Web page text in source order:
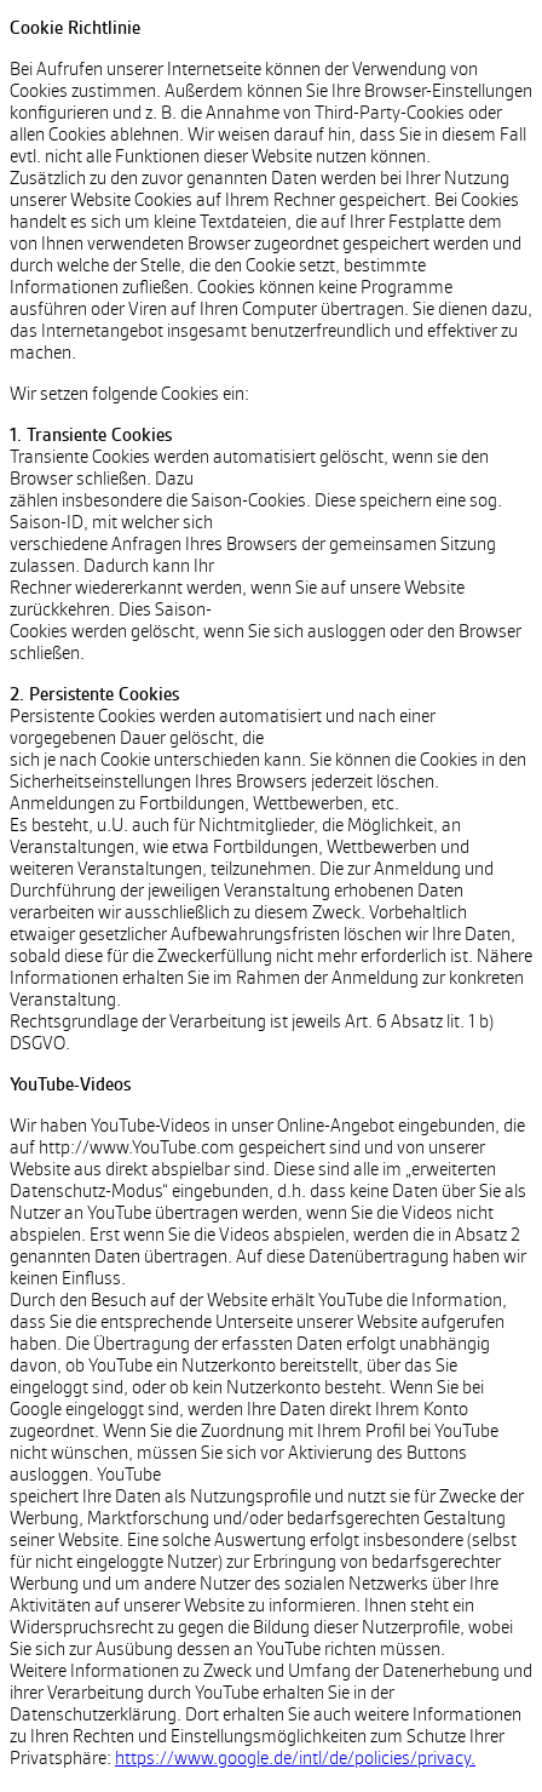
Cookie Richtlinie
Bei Aufrufen unserer Internetseite können der Verwendung von
Cookies zustimmen. Außerdem können Sie Ihre Browser-Einstellungen
konfigurieren und z. B. die Annahme von Third-Party-Cookies oder
allen Cookies ablehnen. Wir weisen darauf hin, dass Sie in diesem Fall
evtl. nicht alle Funktionen dieser Website nutzen können.
Zusätzlich zu den zuvor genannten Daten werden bei Ihrer Nutzung
unserer Website Cookies auf Ihrem Rechner gespeichert. Bei Cookies
handelt es sich um kleine Textdateien, die auf Ihrer Festplatte dem
von Ihnen verwendeten Browser zugeordnet gespeichert werden und
durch welche der Stelle, die den Cookie setzt, bestimmte
Informationen zufließen. Cookies können keine Programme
ausführen oder Viren auf Ihren Computer übertragen. Sie dienen dazu,
das Internetangebot insgesamt benutzerfreundlich und effektiver zu
machen.
Wir setzen folgende Cookies ein:
1. Transiente Cookies
Transiente Cookies werden automatisiert gelöscht, wenn sie den
Browser schließen. Dazu
zählen insbesondere die Saison-Cookies. Diese speichern eine sog.
Saison-ID, mit welcher sich
verschiedene Anfragen Ihres Browsers der gemeinsamen Sitzung
zulassen. Dadurch kann Ihr
Rechner wiedererkannt werden, wenn Sie auf unsere Website
zurückkehren. Dies Saison-
Cookies werden gelöscht, wenn Sie sich ausloggen oder den Browser
schließen.
2. Persistente Cookies
Persistente Cookies werden automatisiert und nach einer
vorgegebenen Dauer gelöscht, die
sich je nach Cookie unterschieden kann. Sie können die Cookies in den
Sicherheitseinstellungen Ihres Browsers jederzeit löschen.
Anmeldungen zu Fortbildungen, Wettbewerben, etc.
Es besteht, u.U. auch für Nichtmitglieder, die Möglichkeit, an
Veranstaltungen, wie etwa Fortbildungen, Wettbewerben und
weiteren Veranstaltungen, teilzunehmen. Die zur Anmeldung und
Durchführung der jeweiligen Veranstaltung erhobenen Daten
verarbeiten wir ausschließlich zu diesem Zweck. Vorbehaltlich
etwaiger gesetzlicher Aufbewahrungsfristen löschen wir Ihre Daten,
sobald diese für die Zweckerfüllung nicht mehr erforderlich ist. Nähere
Informationen erhalten Sie im Rahmen der Anmeldung zur konkreten
Veranstaltung.
Rechtsgrundlage der Verarbeitung ist jeweils Art. 6 Absatz lit. 1 b)
DSGVO.
YouTube-Videos
Wir haben YouTube-Videos in unser Online-Angebot eingebunden, die
auf http://www.YouTube.com gespeichert sind und von unserer
Website aus direkt abspielbar sind. Diese sind alle im „erweiterten
Datenschutz-Modus“ eingebunden, d.h. dass keine Daten über Sie als
Nutzer an YouTube übertragen werden, wenn Sie die Videos nicht
abspielen. Erst wenn Sie die Videos abspielen, werden die in Absatz 2
genannten Daten übertragen. Auf diese Datenübertragung haben wir
keinen Einfluss.
Durch den Besuch auf der Website erhält YouTube die Information,
dass Sie die entsprechende Unterseite unserer Website aufgerufen
haben. Die Übertragung der erfassten Daten erfolgt unabhängig
davon, ob YouTube ein Nutzerkonto bereitstellt, über das Sie
eingeloggt sind, oder ob kein Nutzerkonto besteht. Wenn Sie bei
Google eingeloggt sind, werden Ihre Daten direkt Ihrem Konto
zugeordnet. Wenn Sie die Zuordnung mit Ihrem Profil bei YouTube
nicht wünschen, müssen Sie sich vor Aktivierung des Buttons
ausloggen. YouTube
speichert Ihre Daten als Nutzungsprofile und nutzt sie für Zwecke der
Werbung, Marktforschung und/oder bedarfsgerechten Gestaltung
seiner Website. Eine solche Auswertung erfolgt insbesondere (selbst
für nicht eingeloggte Nutzer) zur Erbringung von bedarfsgerechter
Werbung und um andere Nutzer des sozialen Netzwerks über Ihre
Aktivitäten auf unserer Website zu informieren. Ihnen steht ein
Widerspruchsrecht zu gegen die Bildung dieser Nutzerprofile, wobei
Sie sich zur Ausübung dessen an YouTube richten müssen.
Weitere Informationen zu Zweck und Umfang der Datenerhebung und
ihrer Verarbeitung durch YouTube erhalten Sie in der
Datenschutzerklärung. Dort erhalten Sie auch weitere Informationen
zu Ihren Rechten und Einstellungsmöglichkeiten zum Schutze Ihrer
Privatsphäre: https://www.google.de/intl/de/policies/privacy.